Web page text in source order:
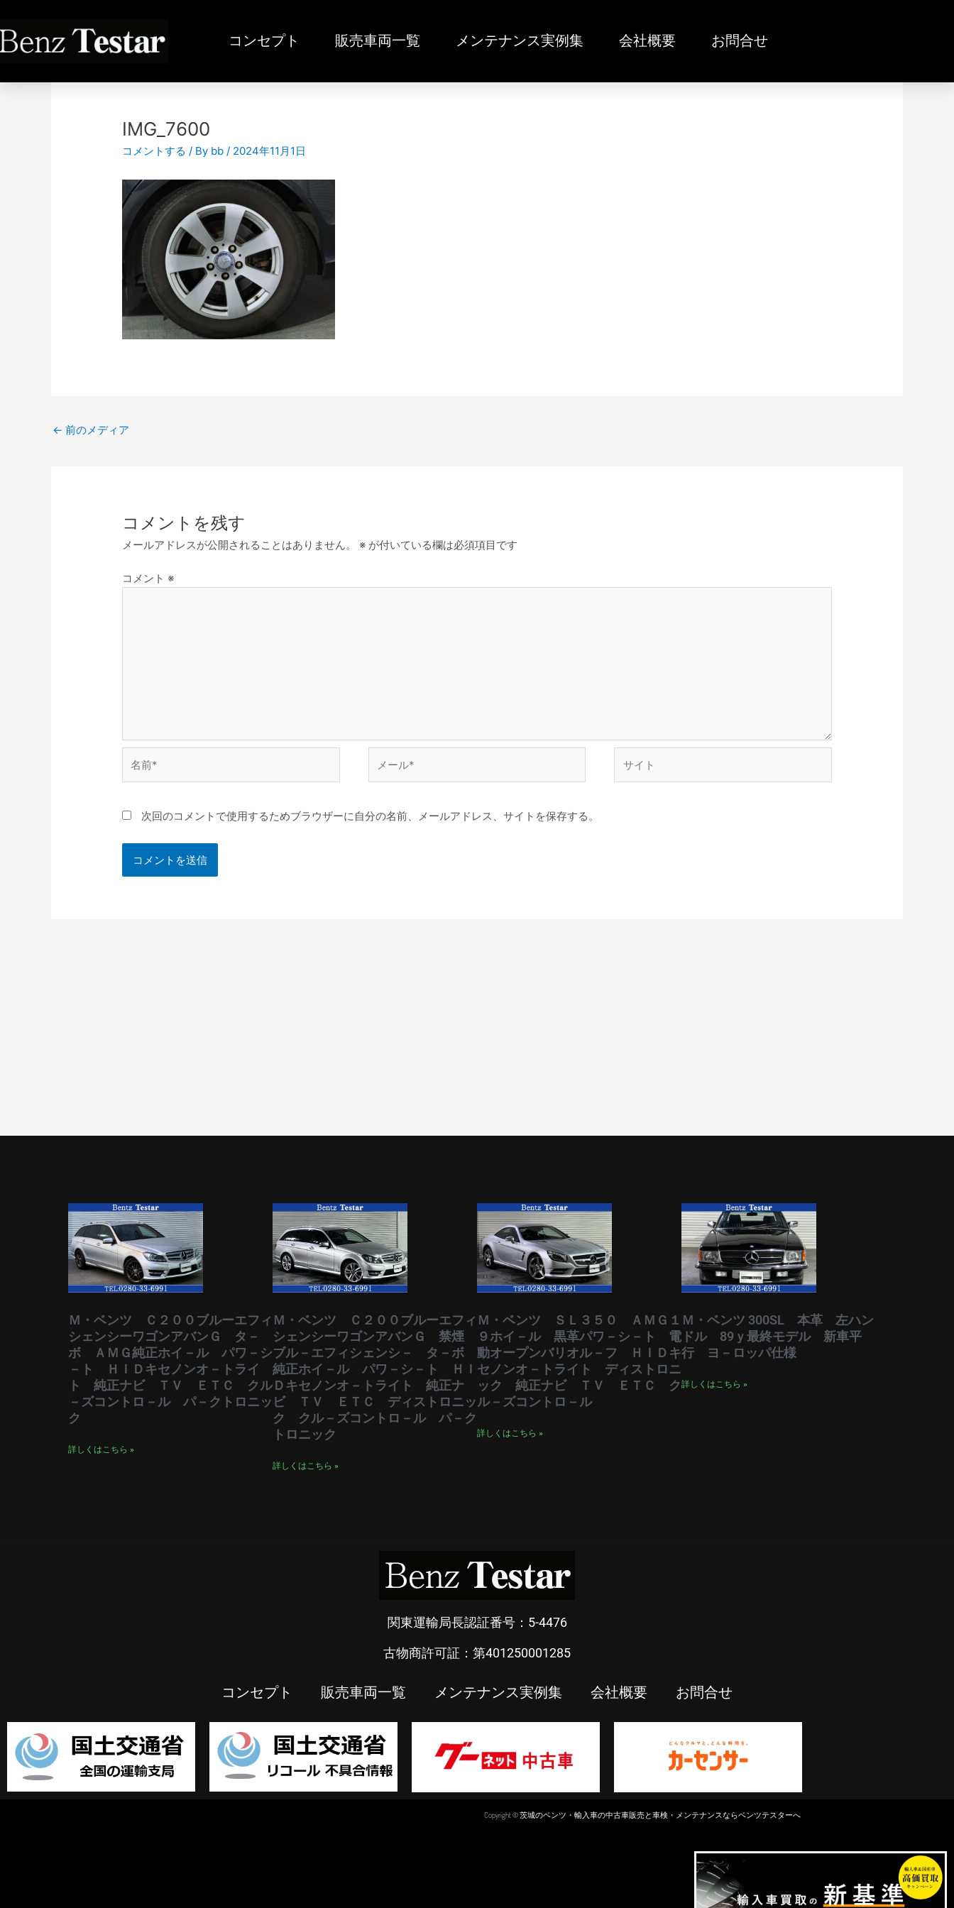
を
コンセプト 販売車両一覧 メンテナンス実例集 会社概要 お問合せ
IMG_7600
コメントする / By bb/ 2024年11月1日
稿
← 前のメディア
コメントを残す
メールアドレスが公開されることはありません。 ※ が付いている欄は必須項目です
コメント ※
前
ー
次回のコメントで使用するためブラウザーに自分の名前、メールアドレス、サイトを保存する。
Ｍ・ベンツ Ｃ２００ブルーエフィ
シェンシーワゴンアバンＧ タ－
ボ ＡＭＧ純正ホイ－ル パワ－シ
－ト ＨＩＤキセノンオ－トライ
ト 純正ナビ ＴＶ ＥＴＣ クル
－ズコントロ－ル パ－クトロニッ
ク
詳しくはこちら »
Ｍ・ベンツ Ｃ２００ブルーエフィ
シェンシーワゴンアバンＧ 禁煙
ブル－エフィシェンシ－ タ－ボ
純正ホイ－ル パワ－シ－ト ＨＩ
Ｄキセノンオ－トライト 純正ナ
ビ ＴＶ ＥＴＣ ディストロニッ
ク クル－ズコントロ－ル パ－ク
トロニック
詳しくはこちら »
Ｍ・ベンツ ＳＬ３５０ ＡＭＧ１
９ホイ－ル 黒革パワ－シ－ト 電
動オープンバリオル－フ ＨＩＤキ
セノンオ－トライト ディストロニ
ック 純正ナビ ＴＶ ＥＴＣ ク
ル－ズコントロ－ル
詳しくはこちら »
Ｍ・ベンツ 300SL 本革 左ハン
ドル 89ｙ最終モデル 新車平
行 ヨ－ロッパ仕様
詳しくはこちら »
関東運輸局長認証番号：5-4476
古物商許可証：第401250001285
コンセプト 販売車両一覧 メンテナンス実例集 会社概要 お問合せ
Copyright © 茨城のベンツ・輸入車の中古車販売と車検・メンテナンスならベンツテスターへ